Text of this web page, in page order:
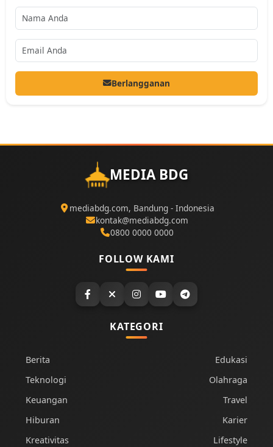
Berlangganan
MEDIA BDG
mediabdg.com, Bandung - Indonesia
kontak@mediabdg.com
0800 0000 0000
FOLLOW KAMI
KATEGORI
Berita
Teknologi
Keuangan
Hiburan
Kreativitas
Edukasi
Olahraga
Travel
Karier
Lifestyle